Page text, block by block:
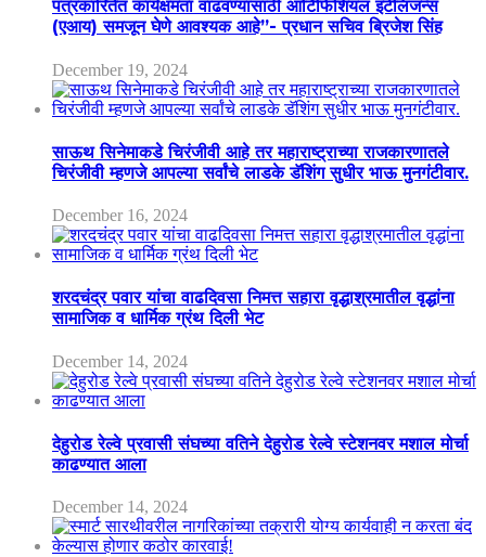
पत्रकारितेत कार्यक्षमता वाढवण्यासाठी आर्टिफिशियल इंटेलिजन्स
(एआय) समजून घेणे आवश्यक आहे”- प्रधान सचिव ब्रिजेश सिंह
December 19, 2024
साऊथ सिनेमाकडे चिरंजीवी आहे तर महाराष्ट्राच्या राजकारणातले
चिरंजीवी म्हणजे आपल्या सर्वांचे लाडके डॅशिंग सुधीर भाऊ मुनगंटीवार.
December 16, 2024
शरदचंद्र पवार यांचा वाढदिवसा निमत्त सहारा वृद्धाश्रमातील वृद्धांना
सामाजिक व धार्मिक ग्रंथ दिली भेट
December 14, 2024
देहुरोड रेल्वे प्रवासी संघच्या वतिने देहुरोड रेल्वे स्टेशनवर मशाल मोर्चा
काढण्यात आला
December 14, 2024